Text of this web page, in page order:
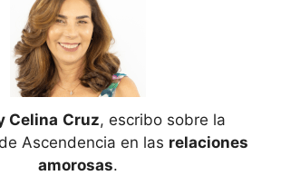
Celina Cruz, escribo sobre la
Ascendencia en las relaciones
amorosas.